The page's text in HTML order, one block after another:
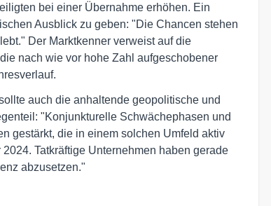
bei einer Übernahme erhöhen. Ein
Ausblick zu geben: "Die Chancen stehen
Der Marktkenner verweist auf die
nach wie vor hohe Zahl aufgeschobener
auch die anhaltende geopolitische und
"Konjunkturelle Schwächephasen und
gestärkt, die in einem solchen Umfeld aktiv
Tatkräftige Unternehmen haben gerade
abzusetzen."